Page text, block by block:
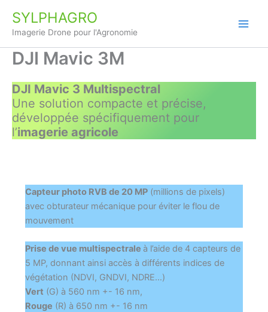
contenu
SYLPHAGRO
Imagerie Drone pour l'Agronomie
DJI Mavic 3M
DJI Mavic 3 Multispectral
Une solution compacte et précise,
développée spécifiquement pour
l’imagerie agricole
Capteur photo RVB de 20 MP(millions de pixels)
avec obturateur mécanique pour éviter le flou de
mouvement
Prise de vue multispectrale à l’aide de 4 capteurs de
5 MP, donnant ainsi accès à différents indices de
végétation (NDVI, GNDVI, NDRE…)
Vert (G) à 560 nm +- 16 nm,
Rouge (R) à 650 nm +- 16 nm